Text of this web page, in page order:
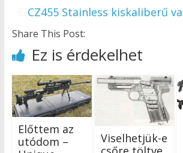
CZ455 Stainless kiskaliberű
Share This Post:
Ez is érdekelhet
Előttem az
utódom –
Viselhetjük-e